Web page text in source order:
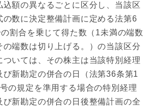
込額の異なるごとに区分し、当該区
の数に決定整備計画に定める法第6
割合を乗じて得た数（1未満の端数
の端数は切り上げる。）の当該区分
ついては、その株主は当該特別経理
び新勘定の併合の日（法第36条第1
の規定を準用する場合の特別経理
び新勘定の併合の日後整備計画の全